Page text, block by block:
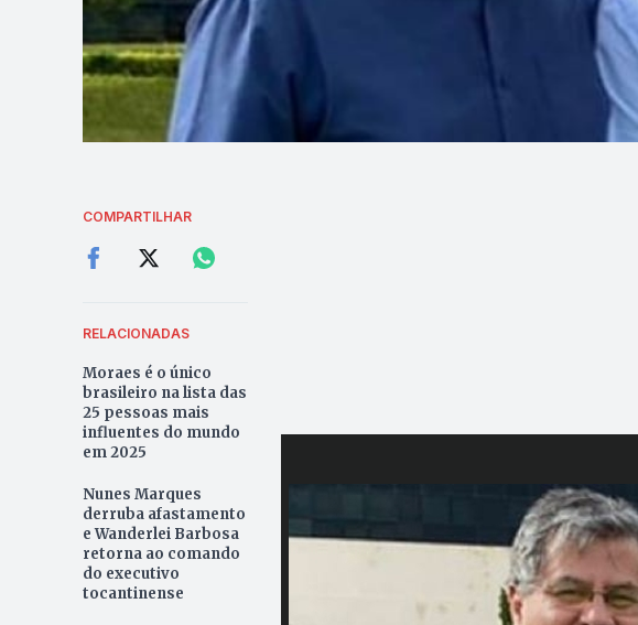
COMPARTILHAR
RELACIONADAS
Moraes é o único
brasileiro na lista das
25 pessoas mais
influentes do mundo
em 2025
Nunes Marques
derruba afastamento
e Wanderlei Barbosa
retorna ao comando
do executivo
tocantinense